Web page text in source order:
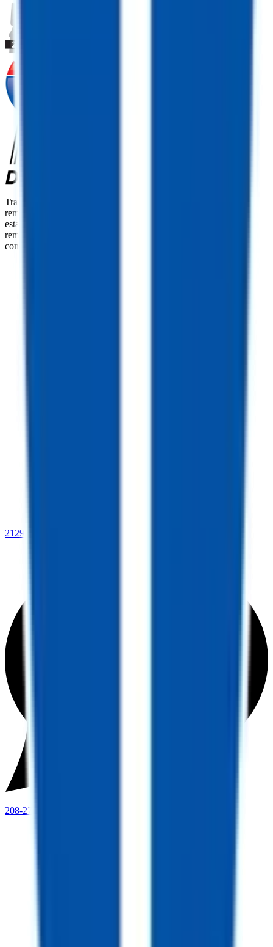
TrailersPlus es tu punto único de referencia para la venta de
remolques, recambios y servicio técnico. Con más de 92
establecimientos repartidos por todo el país y más de 12000
remolques disponibles a nivel nacional, somos el mayor
concesionario independiente de remolques de EE. UU.
2129 E Benson Highway,
208-273-9317